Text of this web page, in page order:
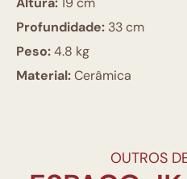
Profundidade: 33 cm
Peso:4.8 kg
Material:Cerâmica
OUTROS